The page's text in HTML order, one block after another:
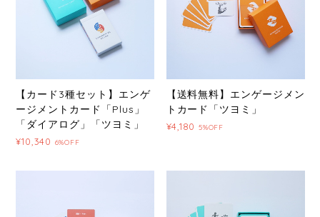
【カード3種セット】エンゲ
ージメントカード「Plus」
「ダイアログ」「ツヨミ」
¥10,340 6%OFF
【送料無料】エンゲージメン
トカード「ツヨミ」
¥4,180 5%OFF